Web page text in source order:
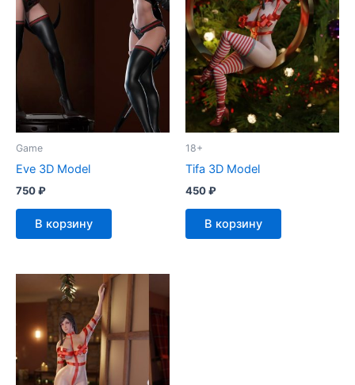
Game
Eve 3D Model
750₽
В корзину
18+
Tifa 3D Model
450₽
В корзину